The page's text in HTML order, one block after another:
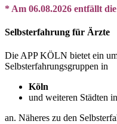
* Am 06.08.2026 entfällt
Selbsterfahrung für Ärzte
Die APP KÖLN bietet ein
Selbsterfahrungsgruppen in
Köln
und weiteren Städten
an. Näheres zu den